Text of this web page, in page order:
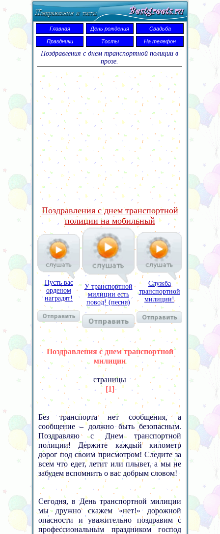
Главная День рождения Свадьба
Праздники Тосты На телефон
Поздравления с днем транспортной полиции в
прозе.
Поздравления с днем транспортной
полиции на мобильный
Пусть вас
орденом
наградят!
У транспортной
милиции есть
повод! (песня)
Служба
транспортной
милиции!
Поздравления с днем транспортной
милиции
страницы
[1]
Без транспорта нет сообщения, а
сообщение – должно быть безопасным.
Поздравляю с Днем транспортной
полиции! Держите каждый километр
дорог под своим присмотром! Следите за
всем что едет, летит или плывет, а мы не
забудем вспомнить о вас добрым словом!
Сегодня, в День транспортной милиции
мы дружно скажем «нет!» дорожной
опасности и уважительно поздравим с
профессиональным праздником господ